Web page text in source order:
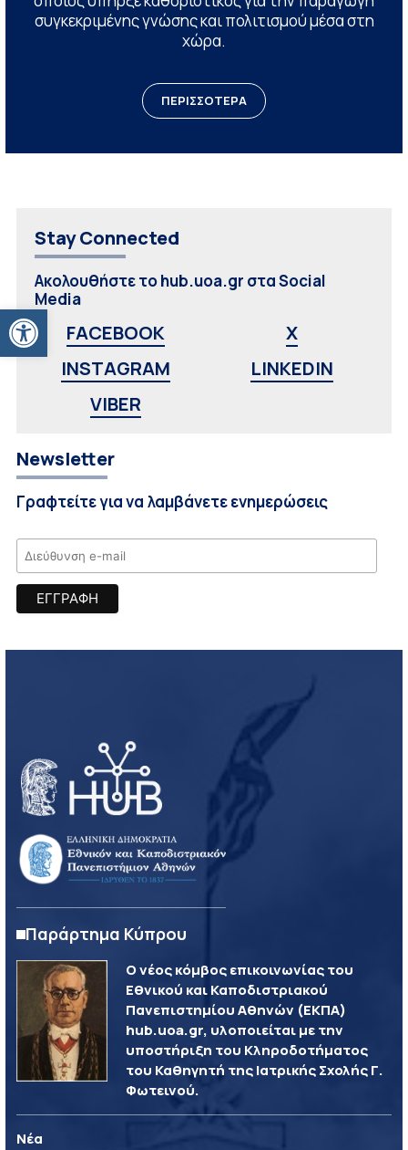
Ανοίξτε τη γραμμή εργαλείων
συγκεκριμένης γνώσης και πολιτισμού μέσα στη
χώρα.
ΠΕΡΙΣΣΟΤΕΡΑ
Stay Connected
Ακολουθήστε το hub.uoa.gr στα Social
Media
FACEBOOK
X
INSTAGRAM
LINKEDIN
VIBER
Newsletter
Γραφτείτε για να λαμβάνετε ενημερώσεις
Παράρτημα Κύπρου
Ο νέος κόμβος επικοινωνίας του
Εθνικού και Καποδιστριακού
Πανεπιστημίου Αθηνών (ΕΚΠΑ)
hub.uoa.gr, υλοποιείται με την
υποστήριξη του Κληροδοτήματος
του Καθηγητή της Ιατρικής Σχολής Γ.
Φωτεινού.
Νέα